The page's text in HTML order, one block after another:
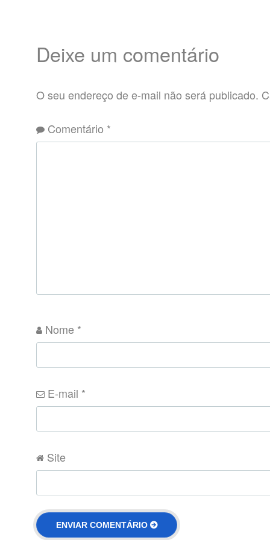
Deixe um comentário
O seu endereço de e-mail não será publicado.
Comentário *
Nome *
E-mail *
Site